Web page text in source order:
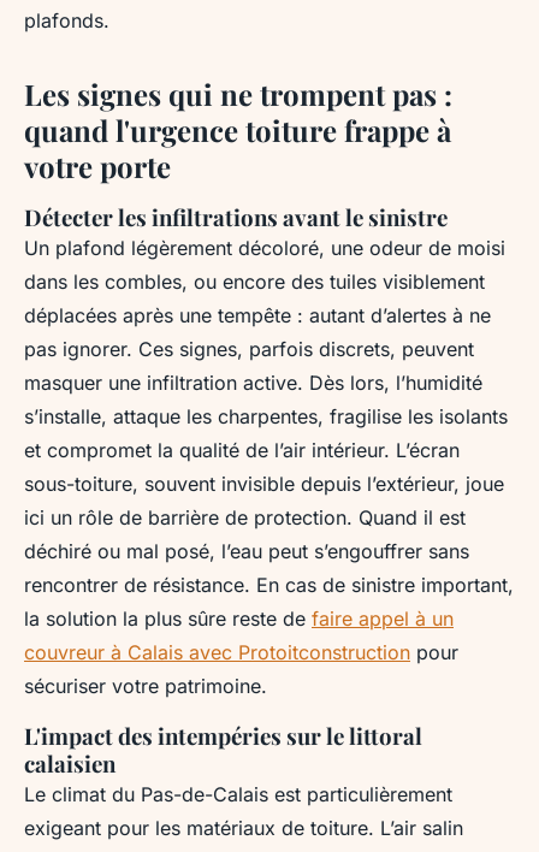
plafonds.
Les signes qui ne trompent pas :
quand l'urgence toiture frappe à
votre porte
Détecter les infiltrations avant le sinistre
Un plafond légèrement décoloré, une odeur de moisi
dans les combles, ou encore des tuiles visiblement
déplacées après une tempête : autant d’alertes à ne
pas ignorer. Ces signes, parfois discrets, peuvent
masquer une infiltration active. Dès lors, l’humidité
s’installe, attaque les charpentes, fragilise les isolants
et compromet la qualité de l’air intérieur. L’écran
sous-toiture, souvent invisible depuis l’extérieur, joue
ici un rôle de barrière de protection. Quand il est
déchiré ou mal posé, l’eau peut s’engouffrer sans
rencontrer de résistance. En cas de sinistre important,
la solution la plus sûre reste de faire appel à un
couvreur à Calais avec Protoitconstruction pour
sécuriser votre patrimoine.
L'impact des intempéries sur le littoral
calaisien
Le climat du Pas-de-Calais est particulièrement
exigeant pour les matériaux de toiture. L’air salin